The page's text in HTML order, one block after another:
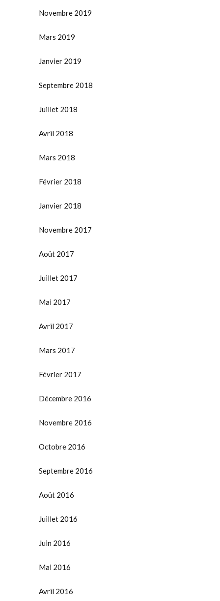
Novembre 2019
Mars 2019
Janvier 2019
Septembre 2018
Juillet 2018
Avril 2018
Mars 2018
Février 2018
Janvier 2018
Novembre 2017
Août 2017
Juillet 2017
Mai 2017
Avril 2017
Mars 2017
Février 2017
Décembre 2016
Novembre 2016
Octobre 2016
Septembre 2016
Août 2016
Juillet 2016
Juin 2016
Mai 2016
Avril 2016